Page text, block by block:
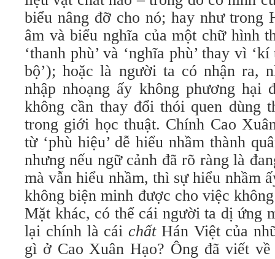
biểu nâng đỡ cho nó; hay như trong
âm và biểu nghĩa của một chữ hình
‘thanh phù’ và ‘nghĩa phù’ thay vì
bộ’); hoặc là người ta có nhận ra,
nhập nhoạng ấy không phương hại
không cần thay đổi thói quen dùng
trong giới học thuật. Chính Cao
từ ‘phù hiệu’ dễ hiểu nhầm thành
nhưng nếu ngữ cảnh đã rõ ràng là
mà vẫn hiểu nhầm, thì sự hiểu nhầm
không biện minh được cho việc
Mặt khác, có thể cái người ta dị ứng
lại chính là cáichất Hán Việt của
gì ở Cao Xuân Hạo? Ông đã viết